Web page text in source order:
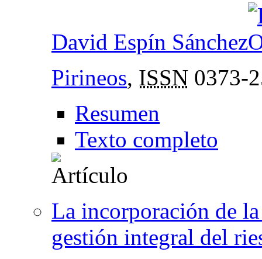
David Espín Sánchez
Pirineos, ISSN 0373-
Resumen
Texto completo
La incorporación de
gestión integral del